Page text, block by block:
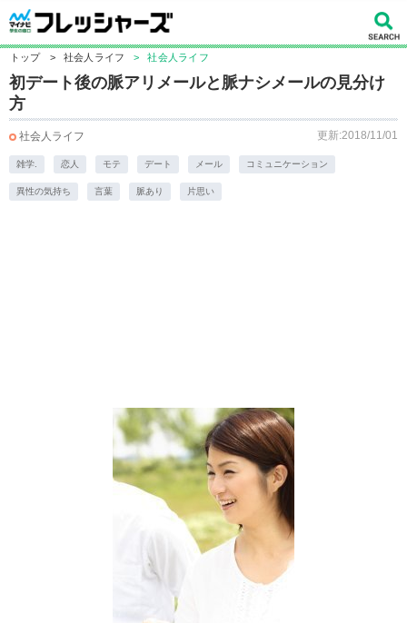
トップ > 社会人ライフ > 社会人ライフ
初デート後の脈アリメールと脈ナシメールの見分け
方
社会人ライフ 更新:2018/11/01
雑学. 恋人 モテ デート メール コミュニケーション
異性の気持ち 言葉 脈あり 片思い